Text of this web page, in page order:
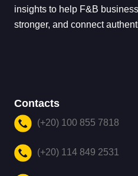
insights to help F&B
stronger, and connect
Contacts
(+20) 100 855 7818
(+20) 114 849 2531